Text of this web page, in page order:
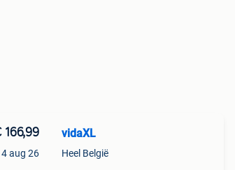
166,99
4 aug 26
vidaXL
Heel België